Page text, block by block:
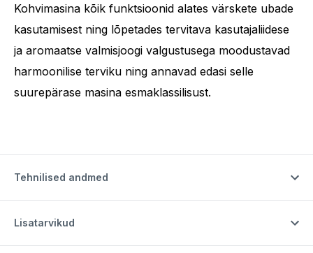
Kohvimasina kõik funktsioonid alates värskete ubade
kasutamisest ning lõpetades tervitava kasutajaliidese
ja aromaatse valmisjoogi valgustusega moodustavad
harmoonilise terviku ning annavad edasi selle
suurepärase masina esmaklassilisust.
Tehnilised andmed
Lisatarvikud